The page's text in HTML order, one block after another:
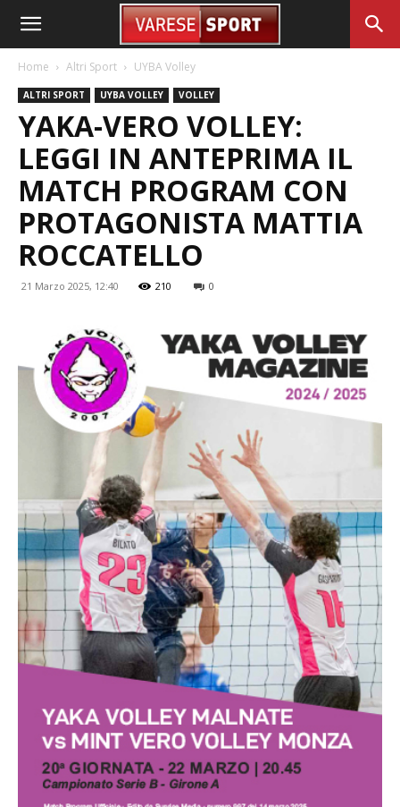
Home Altri Sport UYBA Volley
ALTRI SPORT UYBA VOLLEY VOLLEY
YAKA-VERO VOLLEY:
LEGGI IN ANTEPRIMA IL
MATCH PROGRAM CON
PROTAGONISTA MATTIA
ROCCATELLO
21 Marzo 2025, 12:40 210 0